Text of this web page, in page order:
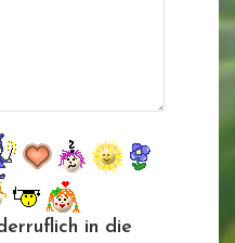
in die